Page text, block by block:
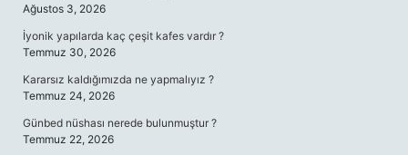
Ağustos 3, 2026
İyonik yapılarda kaç çeşit kafes vardır ?
Temmuz 30, 2026
Kararsız kaldığımızda ne yapmalıyız ?
Temmuz 24, 2026
Günbed nüshası nerede bulunmuştur ?
Temmuz 22, 2026